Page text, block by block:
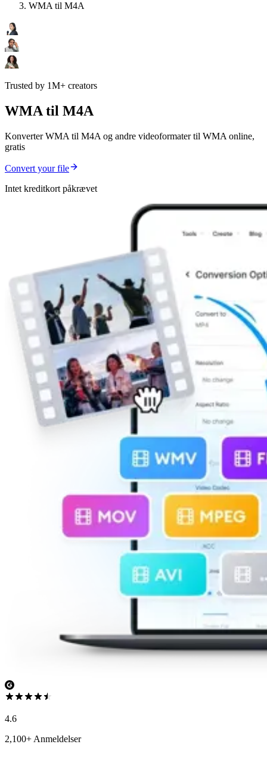
WMA til M4A
Trusted by 1M+ creators
WMA til M4A
Konverter WMA til M4A og andre videoformater til WMA online,
gratis
Convert your file
Intet kreditkort påkrævet
4.6
2,100+ Anmeldelser